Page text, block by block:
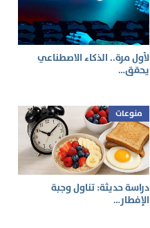
لأول مرة.. الذكاء الاصطناعي
يحقق…
منوعات
دراسة حديثة: تناول وجبة
الإفطار…